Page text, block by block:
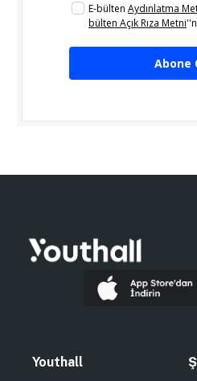
E-bülten Aydınlatma
bülten Açık Rıza Metni
Abone
Youthall